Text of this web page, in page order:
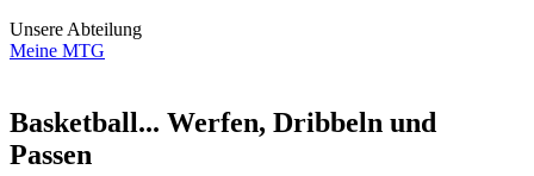
Unsere Abteilung
Meine MTG
Basketball... Werfen, Dribbeln und
Passen